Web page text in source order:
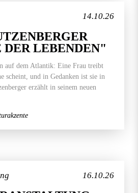
14.10.26
LEBENDEN"
auf dem Atlantik: Eine Frau treibt
scheint, und in Gedanken ist sie in
erzählt in seinem neuen
16.10.26